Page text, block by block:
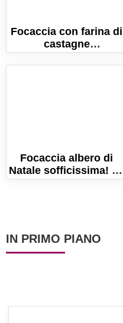
Focaccia con farina di
castagne
morbidissima. La
ricetta facile e veloce!
Focaccia albero di
Natale sofficissima! La
ricetta facile per le
IN PRIMO PIANO